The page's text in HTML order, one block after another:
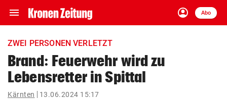
menu Navigation
ein-/ausklappen
account_circle
Anmelden
Abo
close Schließen
account_circle Anmelden
ZWEI PERSONEN VERLETZT
Brand: Feuerwehr wird zu
Lebensretter in Spittal
Kärnten 13.06.2024 15:17